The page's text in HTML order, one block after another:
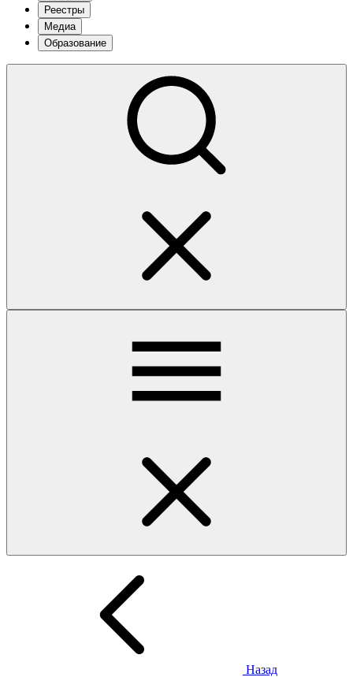
Реестры
Медиа
Образование
Назад